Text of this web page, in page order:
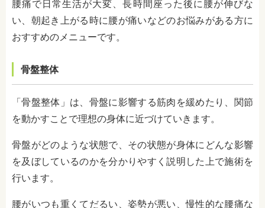
腰痛で日常生活が大変、長時間座った後に腰が伸びな
い、朝起き上がる時に腰が痛いなどのお悩みがある方に
おすすめのメニューです。
骨盤整体
「骨盤整体」は、骨盤に影響する筋肉を緩めたり、関節
を動かすことで理想の身体に近づけていきます。
骨盤がどのような状態で、その状態が身体にどんな影響
を及ぼしているのかを分かりやすく説明した上で施術を
行います。
腰がいつも重くてだるい、姿勢が悪い、慢性的な腰痛な